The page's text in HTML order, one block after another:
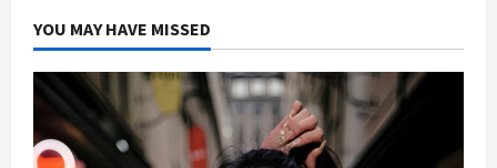
YOU MAY HAVE MISSED